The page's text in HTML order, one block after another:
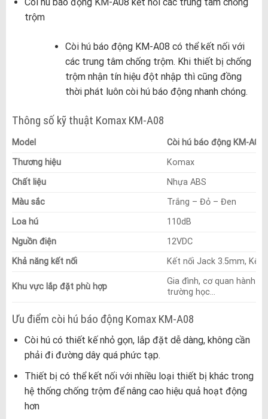
trộm
Còi hú báo động KM-A08 có thể kết nối với
các trung tâm chống trộm. Khi thiết bị chống
trộm nhận tín hiệu đột nhập thì cũng đồng
thời phát luôn còi hú báo động nhanh chóng.
Thông số kỹ thuật Komax KM-A08
Model
Còi hú báo động KM-A08
Thương hiệu
Komax
Chất liệu
Nhựa ABS
Màu sắc
Trắng – Đỏ – Đen
Loa hú
110dB
Nguồn điện
12VDC
Khả năng kết nối
Kết nối Jack 3.5mm, Kết
Khu vực lắp đặt phù hợp
Gia đình, cơ quan hành
trường học…
Ưu điểm còi hú báo động Komax KM-A08
Còi hú có thiết kế nhỏ gọn, lắp đặt dễ dàng, không cần
phải đi đường dây quá phức tạp.
Thiết bị có thể kết nối với nhiều loại thiết bị khác trong
hệ thống chống trộm để nâng cao hiệu quả hoạt động
hơn